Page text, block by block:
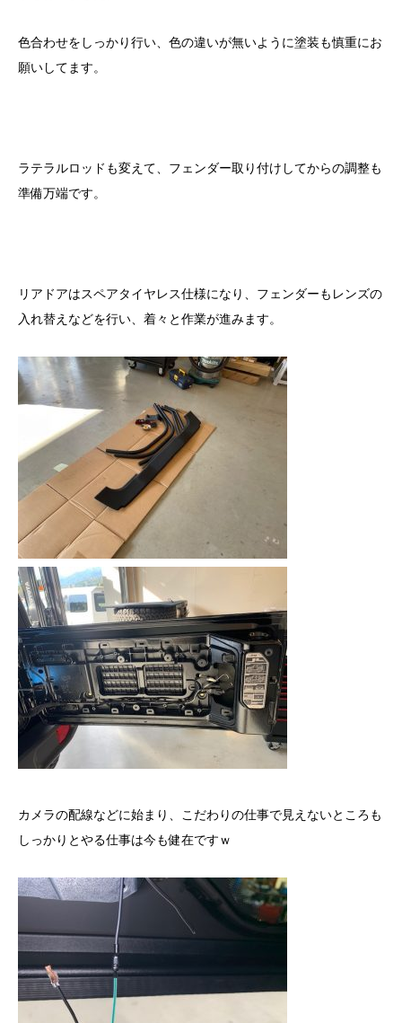
色合わせをしっかり行い、色の違いが無いように塗装も慎重にお
願いしてます。
ラテラルロッドも変えて、フェンダー取り付けしてからの調整も
準備万端です。
リアドアはスペアタイヤレス仕様になり、フェンダーもレンズの
入れ替えなどを行い、着々と作業が進みます。
カメラの配線などに始まり、こだわりの仕事で見えないところも
しっかりとやる仕事は今も健在ですｗ